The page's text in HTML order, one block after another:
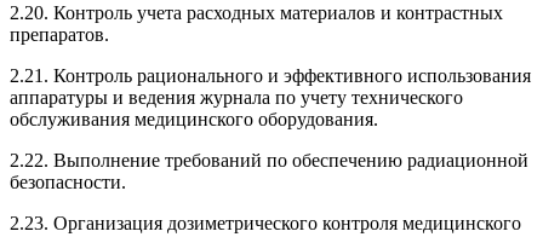
2.20. Контроль учета расходных материалов и контрастных
препаратов.
2.21. Контроль рационального и эффективного использования
аппаратуры и ведения журнала по учету технического
обслуживания медицинского оборудования.
2.22. Выполнение требований по обеспечению радиационной
безопасности.
2.23. Организация дозиметрического контроля медицинского